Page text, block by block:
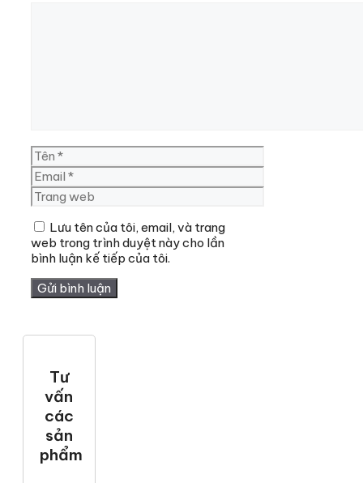
Tên
Email
Trang
web
Lưu tên của tôi, email, và trang
web trong trình duyệt này cho lần
bình luận kế tiếp của tôi.
Tư
vấn
các
sản
phẩm